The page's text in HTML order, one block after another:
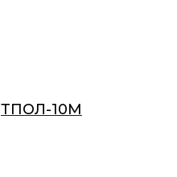
ТПОЛ-10М